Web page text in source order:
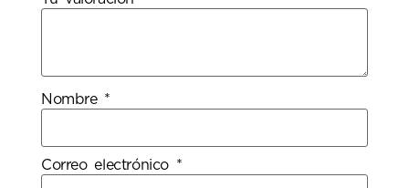
Nombre *
Correo electrónico *